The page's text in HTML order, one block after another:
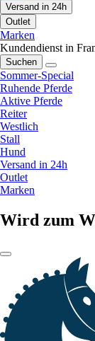
Versand in 24h
Outlet
Marken
Kundendienst in
Suchen
Sommer-Special
Ruhende Pferde
Aktive Pferde
Reiter
Westlich
Stall
Hund
Versand in 24h
Outlet
Marken
Wird zum